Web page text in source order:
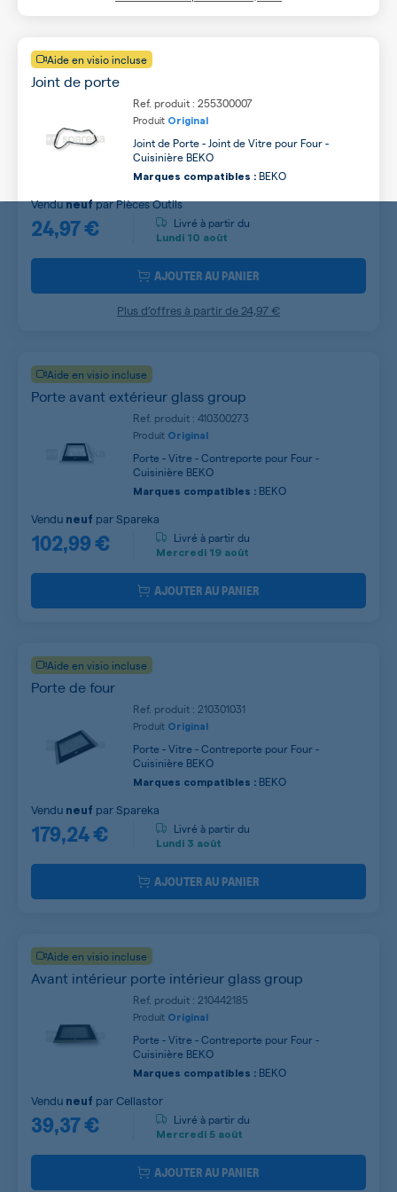
Aide en visio incluse
Joint de porte
Ref. produit : 255300007
Produit Original
Joint de Porte - Joint de Vitre pour Four -
Cuisinière BEKO
Marques compatibles : BEKO
24,97 €
VenduneufparPièces Outils
Livré à partir du
Lundi 10 août
AJOUTER AU PANIER
Plus d’offres à partir de 24,97 €
Aide en visio incluse
Porte avant extérieur glass group
Ref. produit : 410300273
Produit Original
Porte - Vitre - Contreporte pour Four -
Cuisinière BEKO
Marques compatibles : BEKO
102,99 €
Vendu neuf parSpareka
Livré à partir du
Mercredi 19 août
AJOUTER AU PANIER
Aide en visio incluse
Porte de four
Ref. produit : 210301031
Produit Original
Porte - Vitre - Contreporte pour Four -
Cuisinière BEKO
Marques compatibles : BEKO
179,24 €
Vendu neuf parSpareka
Livré à partir du
Lundi 3 août
AJOUTER AU PANIER
Aide en visio incluse
Avant intérieur porte intérieur glass group
Ref. produit : 210442185
Produit Original
Porte - Vitre - Contreporte pour Four -
Cuisinière BEKO
Marques compatibles : BEKO
39,37 €
Vendu neuf parCellastor
Livré à partir du
Mercredi 5 août
AJOUTER AU PANIER